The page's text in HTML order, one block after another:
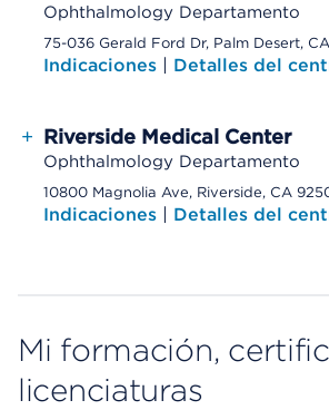
Ophthalmology Departamento
75-036 Gerald Ford Dr, Palm Desert, CA
Indicaciones | Detalles del
+ Riverside Medical Center
Ophthalmology Departamento
10800 Magnolia Ave, Riverside, CA
Indicaciones | Detalles del
Mi formación,
licenciaturas